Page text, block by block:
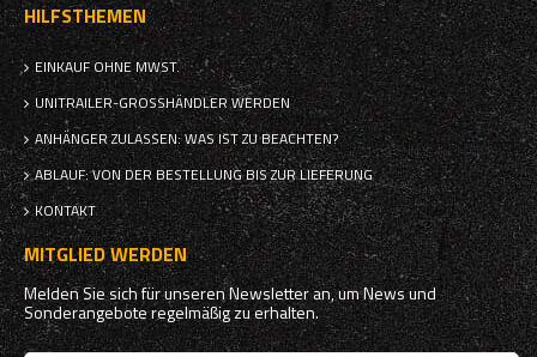
HILFSTHEMEN
EINKAUF OHNE MWST.
UNITRAILER-GROSSHÄNDLER WERDEN
ANHÄNGER ZULASSEN: WAS IST ZU BEACHTEN?
ABLAUF: VON DER BESTELLUNG BIS ZUR LIEFERUNG
KONTAKT
MITGLIED WERDEN
Melden Sie sich für unseren Newsletter an, um News und
Sonderangebote regelmäßig zu erhalten.